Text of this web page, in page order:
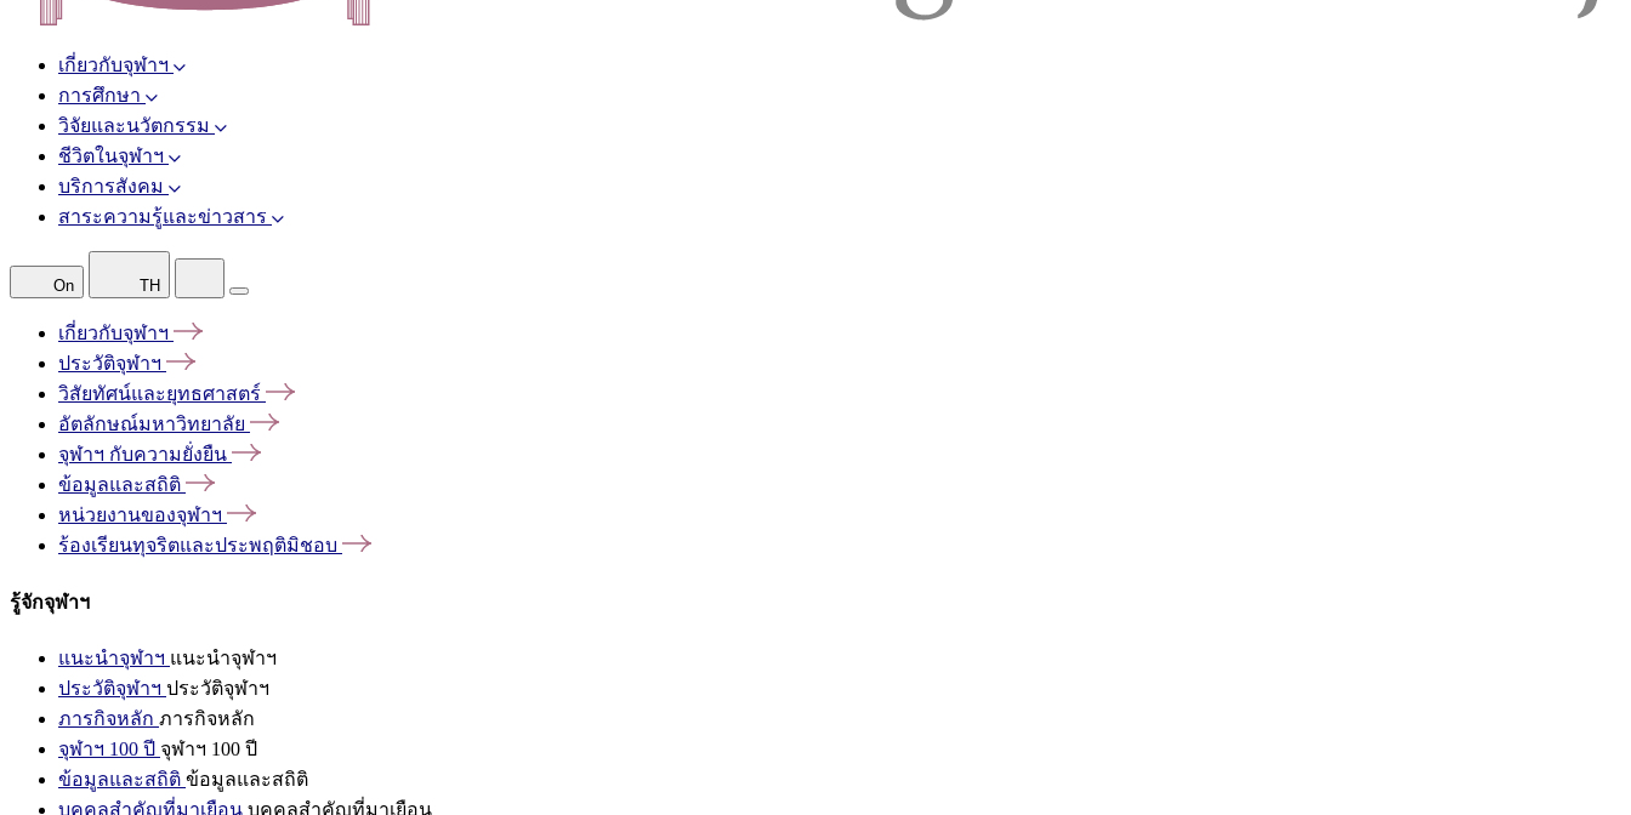
เกี่ยวกับจุฬาฯ
การศึกษา
วิจัยและนวัตกรรม
ชีวิตในจุฬาฯ
บริการสังคม
สาระความรู้และข่าวสาร
On TH
เกี่ยวกับจุฬาฯ
ประวัติจุฬาฯ
วิสัยทัศน์และยุทธศาสตร์
อัตลักษณ์มหาวิทยาลัย
จุฬาฯ กับความยั่งยืน
ข้อมูลและสถิติ
หน่วยงานของจุฬาฯ
ร้องเรียนทุจริตและประพฤติมิชอบ
รู้จักจุฬาฯ
แนะนำจุฬาฯ แนะนำจุฬาฯ
ประวัติจุฬาฯ ประวัติจุฬาฯ
ภารกิจหลัก ภารกิจหลัก
จุฬาฯ 100 ปี จุฬาฯ 100 ปี
ข้อมูลและสถิติ ข้อมูลและสถิติ
บุคคลสำคัญที่มาเยือน บุคคลสำคัญที่มาเยือน